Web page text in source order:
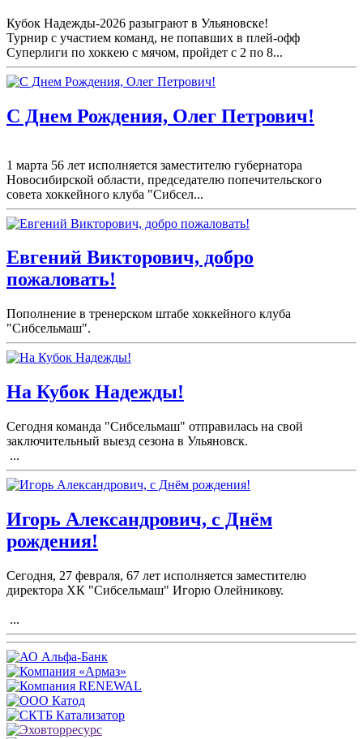
Кубок Надежды-2026 разыграют в Ульяновске!
Турнир с участием команд, не попавших в плей-офф
Суперлиги по хоккею с мячом, пройдет с 2 по 8...
С Днем Рождения, Олег Петрович!
1 марта 56 лет исполняется заместителю губернатора
Новосибирской области, председателю попечительского
совета хоккейного клуба "Сибсел...
Евгений Викторович, добро
пожаловать!
Пополнение в тренерском штабе хоккейного клуба
"Сибсельмаш".
На Кубок Надежды!
Сегодня команда "Сибсельмаш" отправилась на свой
заключительный выезд сезона в Ульяновск.
...
Игорь Александрович, с Днём
рождения!
Сегодня, 27 февраля, 67 лет исполняется заместителю
директора ХК "Сибсельмаш" Игорю Олейникову.
...